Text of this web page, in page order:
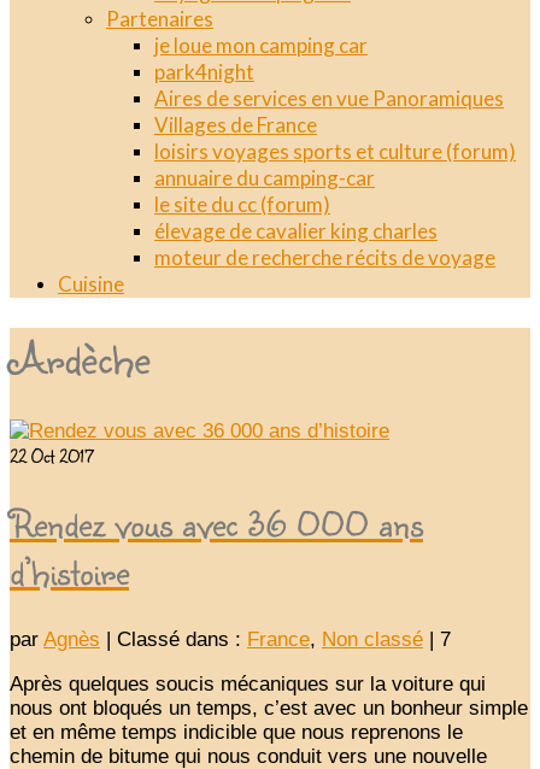
Partenaires
je loue mon camping car
park4night
Aires de services en vue Panoramiques
Villages de France
loisirs voyages sports et culture (forum)
annuaire du camping-car
le site du cc (forum)
élevage de cavalier king charles
moteur de recherche récits de voyage
Cuisine
Ardèche
22Oct 2017
Rendez vous avec 36 000 ans
d’histoire
par Agnès | Classé dans : France, Non classé | 7
Après quelques soucis mécaniques sur la voiture qui
nous ont bloqués un temps, c’est avec un bonheur simple
et en même temps indicible que nous reprenons le
chemin de bitume qui nous conduit vers une nouvelle